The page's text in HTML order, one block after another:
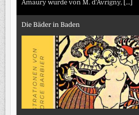
Amaury wurde von M. d'Avrigny, [...]
Die Bäder in Baden